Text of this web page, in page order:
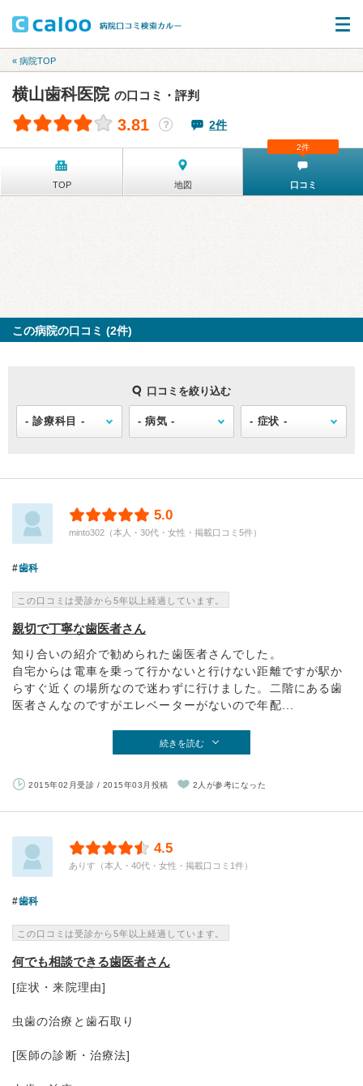
« 病院TOP
横山歯科医院 の口コミ・評判
3.81 ？ 2件
TOP 地図 口コミ
2件
この病院の口コミ (2件)
口コミを絞り込む
5.0
minto302（本人・30代・女性・掲載口コミ5件）
歯科
この口コミは受診から5年以上経過しています。
親切で丁寧な歯医者さん
知り合いの紹介で勧められた歯医者さんでした。
自宅からは電車を乗って行かないと行けない距離ですが駅か
らすぐ近くの場所なので迷わずに行けました。二階にある歯
医者さんなのですがエレベーターがないので年配...
続きを読む
2015年02月受診 / 2015年03月投稿 2人が参考になった
4.5
ありす（本人・40代・女性・掲載口コミ1件）
歯科
この口コミは受診から5年以上経過しています。
何でも相談できる歯医者さん
[症状・来院理由]
虫歯の治療と歯石取り
[医師の診断・治療法]